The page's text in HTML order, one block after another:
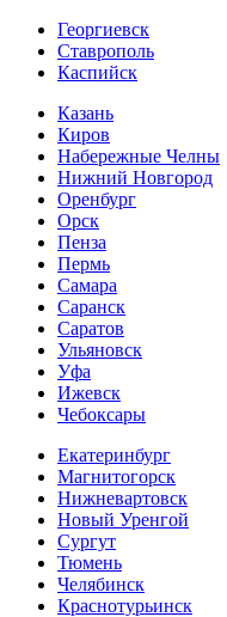
Георгиевск
Ставрополь
Каспийск
Казань
Киров
Набережные Челны
Нижний Новгород
Оренбург
Орск
Пенза
Пермь
Самара
Саранск
Саратов
Ульяновск
Уфа
Ижевск
Чебоксары
Екатеринбург
Магнитогорск
Нижневартовск
Новый Уренгой
Сургут
Тюмень
Челябинск
Краснотурьинск